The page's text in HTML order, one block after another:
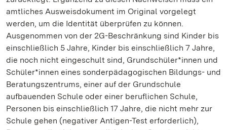
amtliches Ausweisdokument im Original vorgelegt
werden, um die Identität überprüfen zu können.
Ausgenommen von der 2G-Beschränkung sind Kinder bis
einschließlich 5 Jahre, Kinder bis einschließlich 7 Jahre,
die noch nicht eingeschult sind, Grundschüler*innen und
Schüler*innen eines sonderpädagogischen Bildungs- und
Beratungszentrums, einer auf der Grundschule
aufbauenden Schule oder einer beruflichen Schule,
Personen bis einschließlich 17 Jahre, die nicht mehr zur
Schule gehen (negativer Antigen-Test erforderlich),